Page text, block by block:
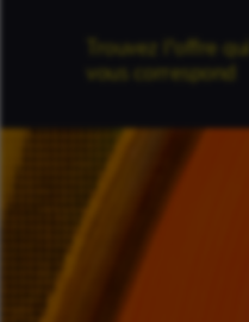
Trouvez l'offre qui
vous correspond